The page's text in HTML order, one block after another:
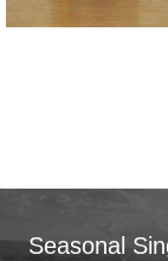
Seasonal